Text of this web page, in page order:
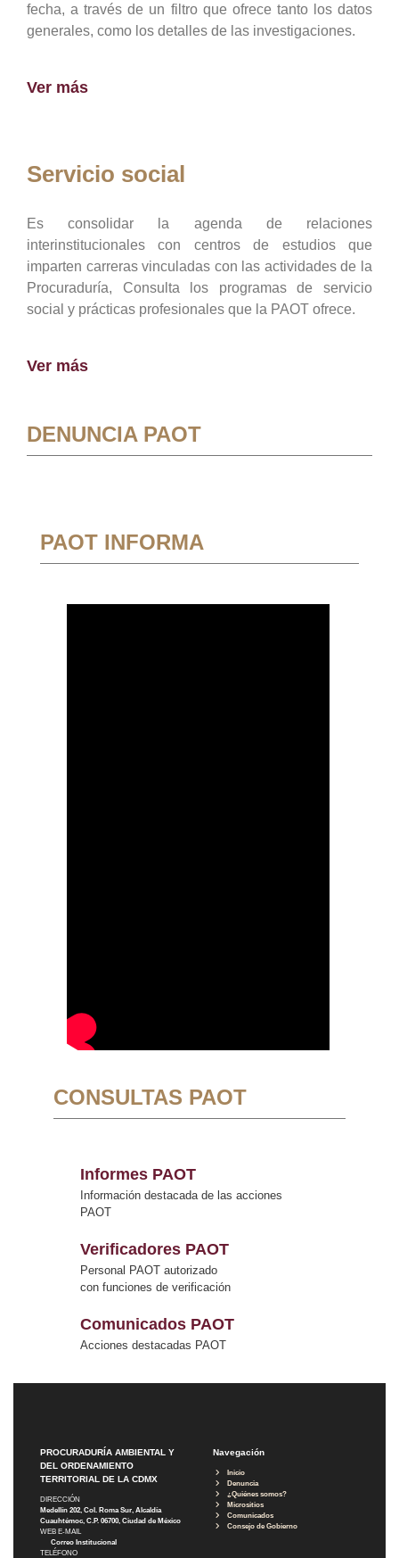
fecha, a través de un filtro que ofrece tanto los datos
generales, como los detalles de las investigaciones.
Ver más
Servicio social
Es consolidar la agenda de relaciones
interinstitucionales con centros de estudios que
imparten carreras vinculadas con las actividades de la
Procuraduría, Consulta los programas de servicio
social y prácticas profesionales que la PAOT ofrece.
Ver más
DENUNCIA PAOT
PAOT INFORMA
CONSULTAS PAOT
Informes PAOT
Información destacada de las acciones
PAOT
Verificadores PAOT
Personal PAOT autorizado
con funciones de verificación
Comunicados PAOT
Acciones destacadas PAOT
PROCURADURÍA AMBIENTAL Y
DEL ORDENAMIENTO
TERRITORIAL DE LA CDMX
DIRECCIÓN
Medellín 202, Col. Roma Sur, Alcaldía
Cuauhtémoc, C.P. 06700, Ciudad de México
WEB E-MAIL
Correo Institucional
TELÉFONO
Navegación
Inicio
Denuncia
¿Quiénes somos?
Micrositios
Comunicados
Consejo de Gobierno